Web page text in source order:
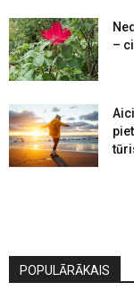
–
POPULĀRĀKAIS